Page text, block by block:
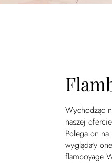
Wychodząc
naszej
Polega on
wyglądały
flamboyage